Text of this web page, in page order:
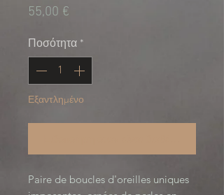
55,00 €
Ποσότητα *
Εξαντλημένο
Paire de boucles d'oreilles uniques